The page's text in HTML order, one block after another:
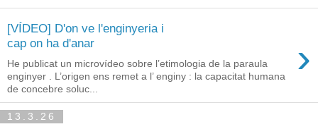
[VÍDEO] D'on ve l'enginyeria i
cap on ha d'anar
›
He publicat un microvídeo sobre l’etimologia de la paraula
enginyer . L’origen ens remet a l’ enginy : la capacitat humana
de concebre soluc...
13.3.26